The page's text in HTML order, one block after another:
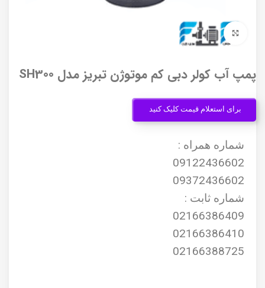
برای بزرگنمایی کلیک کنید
پمپ آب کولر دبی کم موتوژن تبریز مدل SH300
برای استعلام قیمت کلیک کنید
شماره همراه :
09122436602
09372436602
شماره ثابت :
02166386409
02166386410
02166388725